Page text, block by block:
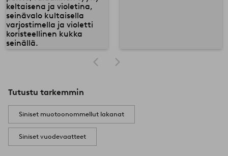
Tutustu tarkemmin
Siniset muotoonommellut lakanat
Siniset vuodevaatteet